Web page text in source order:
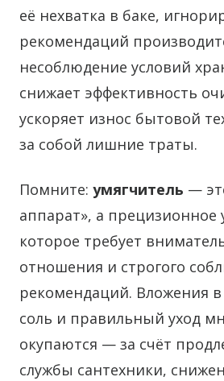
её нехватка в баке,
рекомендаций
несоблюдение условий
снижает эффективность
ускоряет износ бытовой
за собой лишние траты.
Помните: умягчитель —
аппарат», а прецизионное
которое требует
отношения и строгого
рекомендаций. Вложения
соль и правильный уход
окупаются — за счёт
службы сантехники,